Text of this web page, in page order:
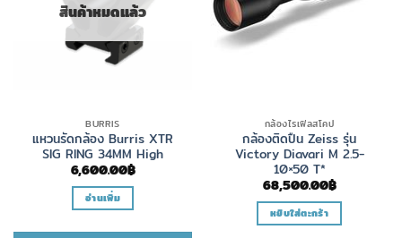
สินค้าหมดแล้ว
BURRIS
แหวนรัดกล้อง Burris XTR
SIG RING 34MM High
6,600.00฿
อ่านเพิ่ม
กล้องไรเฟิลสโคป
กล้องติดปืน Zeiss รุ่น
Victory Diavari M 2.5-
10×50 T*
68,500.00฿
หยิบใส่ตะกร้า